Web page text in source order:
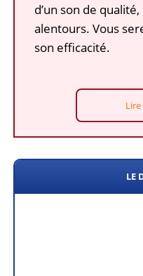
d’un son de
alentours. Vous
son efficacité.
LE